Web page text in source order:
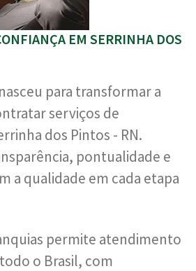
EM SERRINHA DOS
nasceu para transformar a
serviços de
dos Pintos - RN.
pontualidade e
a qualidade em cada etapa
permite atendimento
o Brasil, com